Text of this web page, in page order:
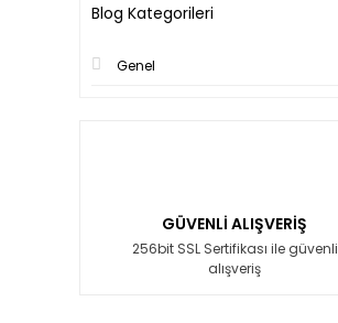
Blog Kategorileri
Genel
GÜVENLİ ALIŞVERİŞ
256bit SSL Sertifikası ile güvenli
alışveriş